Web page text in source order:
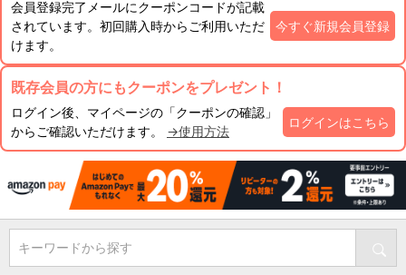
会員登録完了メールにクーポンコードが記載
されています。初回購入時からご利用いただ
けます。
今すぐ新規会員登録
既存会員の方にもクーポンをプレゼント！
ログイン後、マイページの「クーポンの確認」
からご確認いただけます。 →使用方法
ログインはこちら
キーワードから探す